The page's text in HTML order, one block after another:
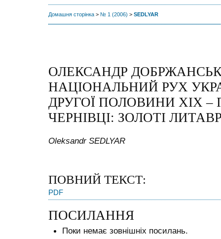
Домашня сторінка > № 1 (2006) > SEDLYAR
ОЛЕКСАНДР
НАЦІОНАЛЬНИЙ РУХ
ДРУГОЇ ПОЛОВИНИ XIX –
ЧЕРНІВЦІ: ЗОЛОТІ
Oleksandr SEDLYAR
ПОВНИЙ ТЕКСТ:
PDF
ПОСИЛАННЯ
Поки немає зовнішніх посилань.